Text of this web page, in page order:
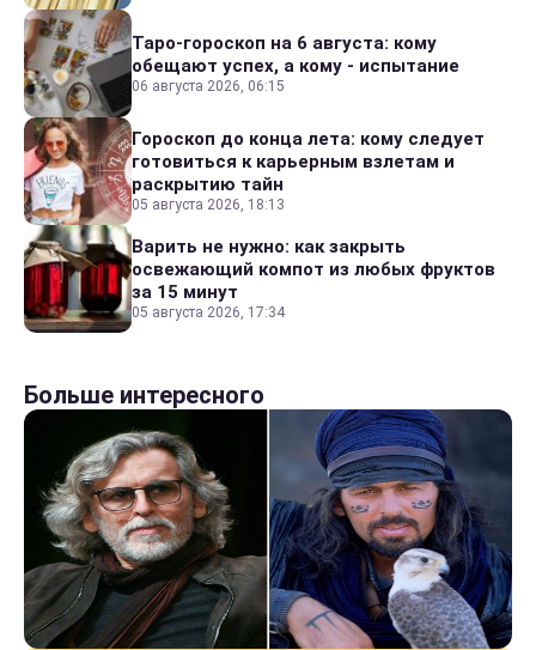
Таро-гороскоп на 6 августа: кому
обещают успех, а кому - испытание
06 августа 2026, 06:15
Гороскоп до конца лета: кому следует
готовиться к карьерным взлетам и
раскрытию тайн
05 августа 2026, 18:13
Варить не нужно: как закрыть
освежающий компот из любых фруктов
за 15 минут
05 августа 2026, 17:34
Больше интересного